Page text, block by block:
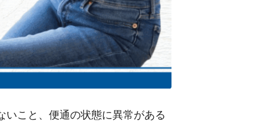
いこと、便通の状態に異常がある